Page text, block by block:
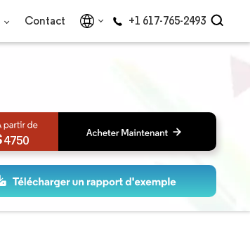
Contact +1 617-765-2493
4750